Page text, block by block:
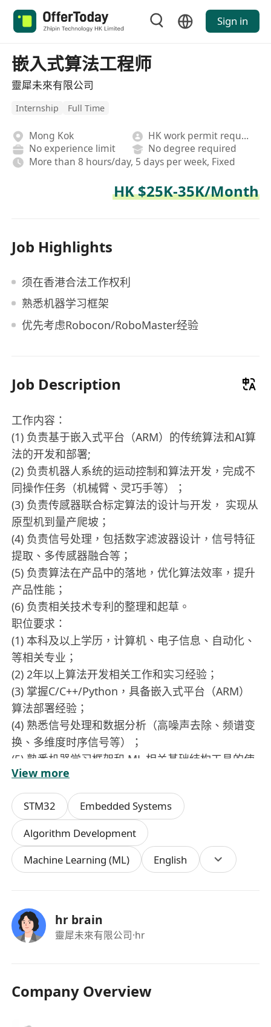
Sign in
嵌入式算法工程师
靈犀未來有限公司
Internship Full Time
Mong Kok
HK work permit required
No experience limit
No degree required
More than 8 hours/day, 5 days per week, Fixed
HK $25K-35K/Month
Job Highlights
须在香港合法工作权利
熟悉机器学习框架
优先考虑Robocon/RoboMaster经验
Job Description
工作内容：
(1) 负责基于嵌入式平台（ARM）的传统算法和AI算
法的开发和部署;
(2) 负责机器人系统的运动控制和算法开发，完成不
同操作任务（机械臂、灵巧手等）；
(3) 负责传感器联合标定算法的设计与开发， 实现从
原型机到量产爬坡；
(4) 负责信号处理，包括数字滤波器设计，信号特征
提取、多传感器融合等；
(5) 负责算法在产品中的落地，优化算法效率，提升
产品性能；
(6) 负责相关技术专利的整理和起草。
职位要求：
(1) 本科及以上学历，计算机、电子信息、自动化、
等相关专业；
(2) 2年以上算法开发相关工作和实习经验；
(3) 掌握C/C++/Python，具备嵌入式平台（ARM）
算法部署经验；
(4) 熟悉信号处理和数据分析（高噪声去除、频谱变
换、多维度时序信号等）；
(5) 熟悉机器学习框架和 ML 相关基础结构工具的使
用经验；
(6) 具备中英文书面及普通话口语沟通能力；
(7)须持有或能在入职前获取在香港合法工作的权
利，工作地点在深圳市南山；
(8)优先考虑：
● 参加过Robocon/RoboMaster等机器人大赛者；
● 具有完整产品开发流程经验者；
● 悉触觉传感技术路线（电阻式、电容式、光学
式、摩擦电式等）。
View more
STM32
Embedded Systems
Algorithm Development
Machine Learning (ML)
English
hr brain
靈犀未來有限公司·hr
Company Overview